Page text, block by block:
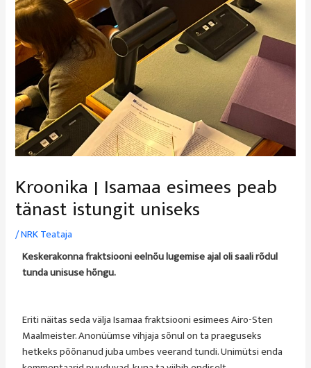
Kroonika | Isamaa esimees peab
tänast istungit uniseks
/NRK Teataja
Keskerakonna fraktsiooni eelnõu lugemise ajal oli saali rõdul
tunda unisuse hõngu.
Eriti näitas seda välja Isamaa fraktsiooni esimees Airo-Sten
Maalmeister. Anonüümse vihjaja sõnul on ta praeguseks
hetkeks põõnanud juba umbes veerand tundi. Unimütsi enda